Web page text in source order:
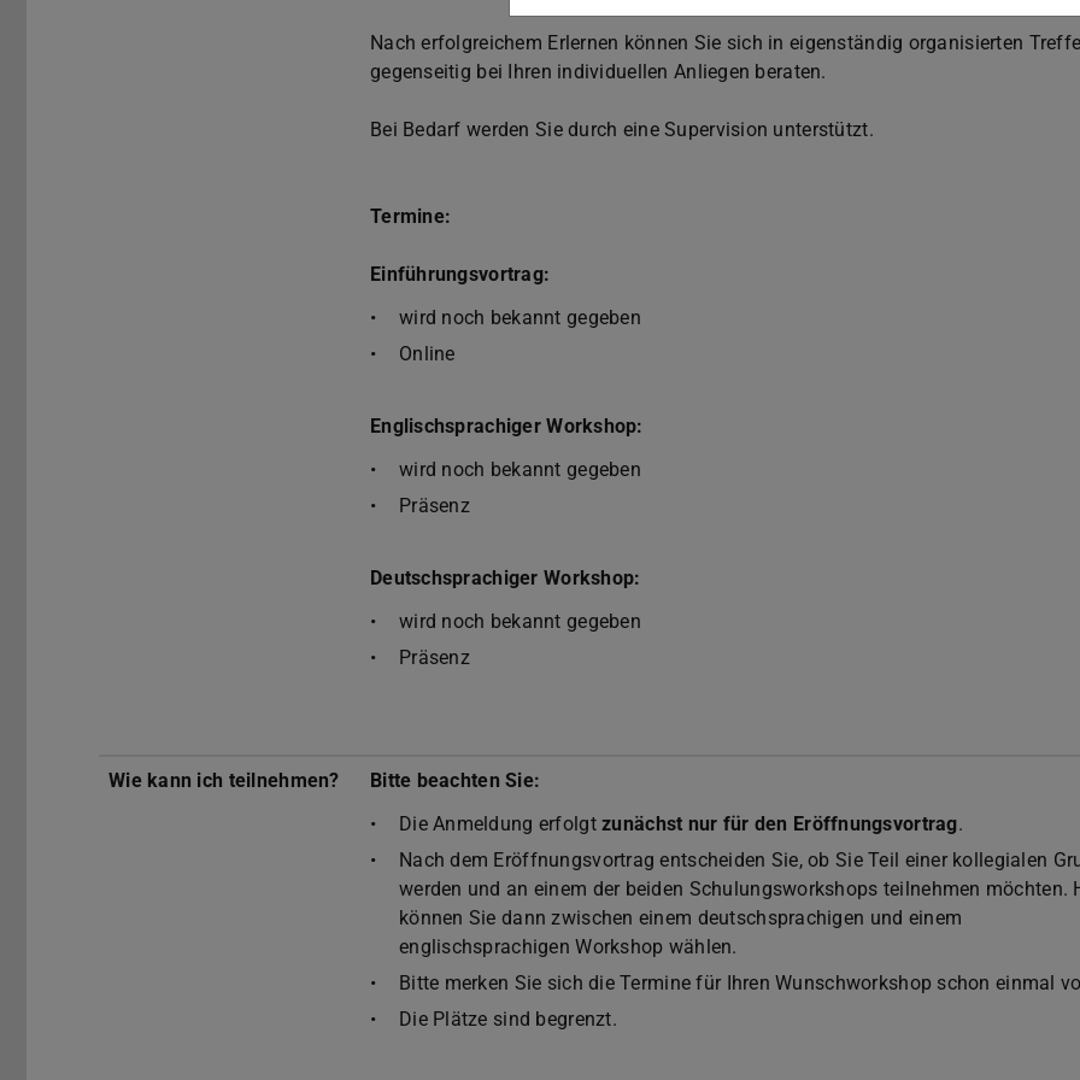
Nach erfolgreichem Erlernen können Sie sich in eigenständig organisierten
gegenseitig bei Ihren individuellen Anliegen beraten.
Bei Bedarf werden Sie durch eine Supervision unterstützt.
Termine:
Einführungsvortrag:
wird noch bekannt gegeben
Online
Englischsprachiger Workshop:
wird noch bekannt gegeben
Präsenz
Deutschsprachiger Workshop:
wird noch bekannt gegeben
Präsenz
Wie kann ich teilnehmen?
Bitte beachten Sie:
Die Anmeldung erfolgtzunächst nur für den Eröffnungsvortrag.
Nach dem Eröffnungsvortrag entscheiden Sie, ob Sie Teil einer kollegialen
werden und an einem der beiden Schulungsworkshops teilnehmen möchten.
können Sie dann zwischen einem deutschsprachigen und einem
englischsprachigen Workshop wählen.
Bitte merken Sie sich die Termine für Ihren Wunschworkshop schon einmal
Die Plätze sind begrenzt.